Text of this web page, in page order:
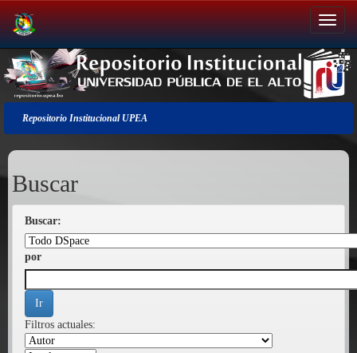
Salir
de
la
navegación
Repositorio Institucional UPEA
Buscar
Buscar:
por
Filtros actuales: